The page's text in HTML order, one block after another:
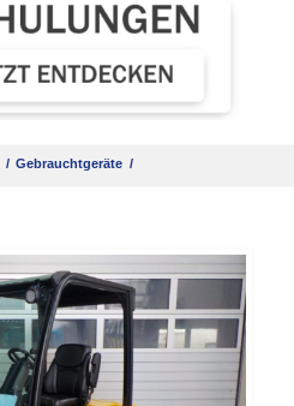
/ Gebrauchtgeräte /